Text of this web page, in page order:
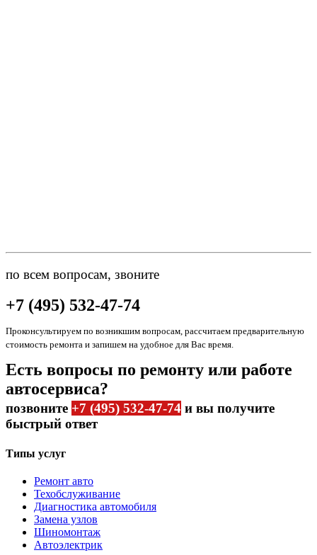
по всем вопросам, звоните
+7 (495) 532-47-74
Проконсультируем по возникшим вопросам, рассчитаем предварительную
стоимость ремонта и запишем на удобное для Вас время.
Есть вопросы по ремонту или работе
автосервиса?
позвоните +7 (495) 532-47-74 и вы получите
быстрый ответ
Типы услуг
Ремонт авто
Техобслуживание
Диагностика автомобиля
Замена узлов
Шиномонтаж
Автоэлектрик